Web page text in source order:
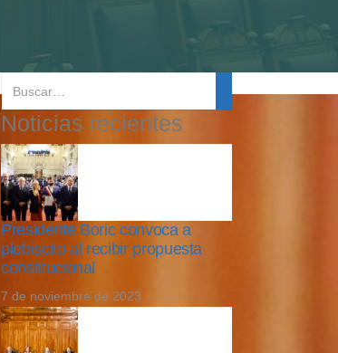
Noticias recientes
Presidente Boric convoca a
plebiscito al recibir propuesta
constitucional
7 de noviembre de 2023